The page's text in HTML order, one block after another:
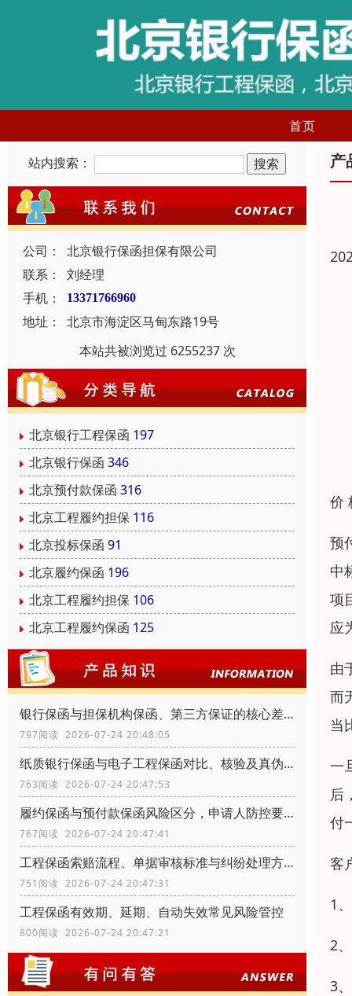
首页
站内搜索：
公司：
北京银行保函担保有限公司
联系：
刘经理
手机：
13371766960
地址：
北京市海淀区马甸东路19号
本站共被浏览过 6255237 次
北京银行工程保函 197
北京银行保函 346
北京预付款保函 316
北京工程履约担保 116
北京投标保函 91
北京履约保函 196
北京工程履约担保 106
北京工程履约保函 125
银行保函与担保机构保函、第三方保证的核心差异
797阅读 2026-07-24 20:48:05
纸质银行保函与电子工程保函对比、核验及真伪辨别
763阅读 2026-07-24 20:47:53
履约保函与预付款保函风险区分，申请人防控要点
767阅读 2026-07-24 20:47:41
工程保函索赔流程、单据审核标准与纠纷处理方式
751阅读 2026-07-24 20:47:31
工程保函有效期、延期、自动失效常见风险管控
800阅读 2026-07-24 20:47:21
产
价
预
中
项
应
由
而
当
一
后
付
客
1
2
3